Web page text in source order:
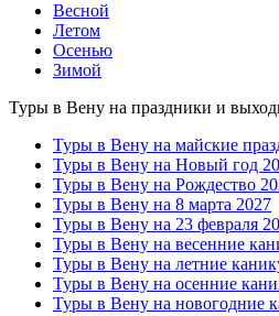
Весной
Летом
Осенью
Зимой
Туры в Вену на праздники и
Туры в Вену на майские
Туры в Вену на Новый год
Туры в Вену на Рождество
Туры в Вену на 8 марта 2027
Туры в Вену на 23 февраля
Туры в Вену на весенние
Туры в Вену на летние
Туры в Вену на осенние
Туры в Вену на новогодние